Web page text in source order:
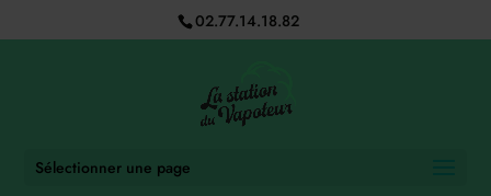
02.77.14.18.82
Sélectionner une page